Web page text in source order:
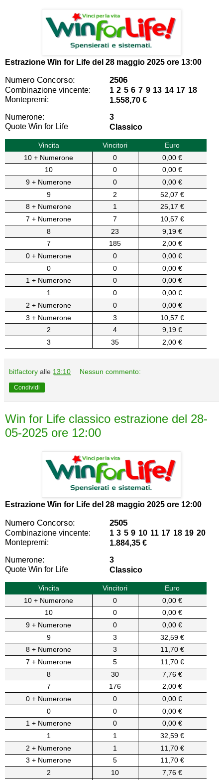
Estrazione Win for Life del 28 maggio 2025 ore 13:00
Numero Concorso: 2506
Combinazione vincente:
1 2 5 6 7 9 13 14 17 18
Montepremi:
1.558,70 €
Numerone:
3
Quote Win for Life
Classico
Vincita Vincitori
Euro
10 + Numerone
0
0,00 €
10
0
0,00 €
9 + Numerone
0
0,00 €
9
2
52,07 €
8 + Numerone
1
25,17 €
7 + Numerone
7
10,57 €
8
23
9,19 €
7
185
2,00 €
0 + Numerone
0
0,00 €
0
0
0,00 €
1 + Numerone
0
0,00 €
1
0
0,00 €
2 + Numerone
0
0,00 €
3 + Numerone
3
10,57 €
2
4
9,19 €
3
35 2,00 €
bitfactory alle 13:10 Nessun commento:
Condividi
Win for Life classico estrazione del 28-
05-2025 ore 12:00
Estrazione Win for Life del 28 maggio 2025 ore 12:00
Numero Concorso: 2505
Combinazione vincente:
1 3 5 9 10 11 17 18 19 20
Montepremi:
1.884,35 €
Numerone:
3
Quote Win for Life
Classico
Vincita Vincitori
Euro
10 + Numerone
0
0,00 €
10
0
0,00 €
9 + Numerone
0
0,00 €
9
3
32,59 €
8 + Numerone
3
11,70 €
7 + Numerone
5
11,70 €
8
30
7,76 €
7
176
2,00 €
0 + Numerone
0
0,00 €
0
0
0,00 €
1 + Numerone
0
0,00 €
1
1
32,59 €
2 + Numerone
1
11,70 €
3 + Numerone
5
11,70 €
2
10
7,76 €